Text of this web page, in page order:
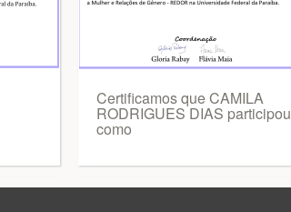
Certificamos que CAMILA
RODRIGUES DIAS participou
como